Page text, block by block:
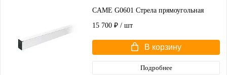
CAME G0601 Стрела прямоугольная
15 700 ₽ / шт
В корзину
Подробнее